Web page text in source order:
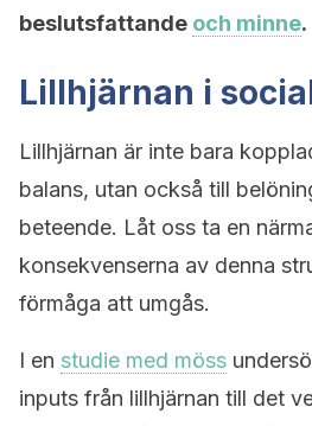
beslutsfattande och minne.
Lillhjärnan i
Lillhjärnan är inte bara
balans, utan också till
beteende. Låt oss ta en
konsekvenserna av denna
förmåga att umgås.
I en studie med möss
inputs från lillhjärnan till det